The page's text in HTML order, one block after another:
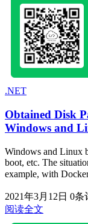
.NET
Obtained Disk
Windows and
Windows and Linux
boot, etc. The
example, with
2021年3月12日 0条
阅读全文